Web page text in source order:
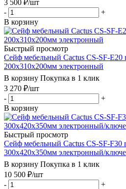
3 500 ₽/шт
-
+
В корзину
Быстрый просмотр
Сейф мебельный Cactus CS-SF-E20
200x310x200мм электронный
В корзину Покупка в 1 клик
3 270 ₽/шт
-
+
В корзину
Быстрый просмотр
Сейф мебельный Cactus CS-SF-F30
300x420x350мм электронный/
В корзину Покупка в 1 клик
10 500 ₽/шт
-
+